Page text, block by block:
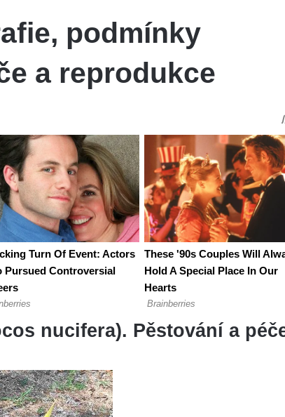
podmínky
a reprodukce
nucifera). Pěstování a